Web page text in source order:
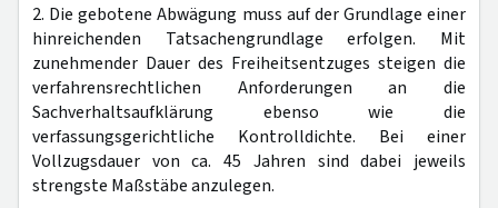
2. Die gebotene Abwägung muss auf der Grundlage einer
hinreichenden Tatsachengrundlage erfolgen. Mit
zunehmender Dauer des Freiheitsentzuges steigen die
verfahrensrechtlichen Anforderungen an die
Sachverhaltsaufklärung ebenso wie die
verfassungsgerichtliche Kontrolldichte. Bei einer
Vollzugsdauer von ca. 45 Jahren sind dabei jeweils
strengste Maßstäbe anzulegen.